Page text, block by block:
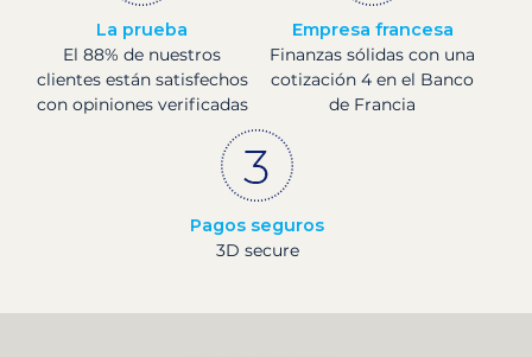
La prueba
El 88% de nuestros
clientes están satisfechos
con opiniones verificadas
Empresa francesa
Finanzas sólidas con una
cotización 4 en el Banco
de Francia
Pagos seguros
3D secure